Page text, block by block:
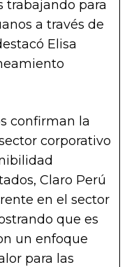
trabajando para
a través de
Elisa
confirman la
corporativo
Claro Perú
en el sector
que es
un enfoque
para las